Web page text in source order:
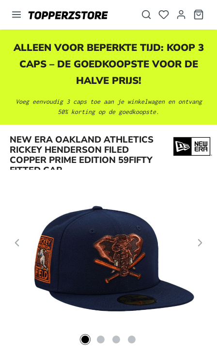
ALLEEN VOOR BEPERKTE TIJD: KOOP 3
CAPS – DE GOEDKOOPSTE VOOR DE
HALVE PRIJS!
Voeg eenvoudig 3 caps toe aan je winkelwagen en ontvang
50% korting op de goedkoopste.
NEW ERA OAKLAND ATHLETICS
RICKEY HENDERSON FILED
COPPER PRIME EDITION 59FIFTY
FITTED CAP
Afbeeldingengalerij overslaan